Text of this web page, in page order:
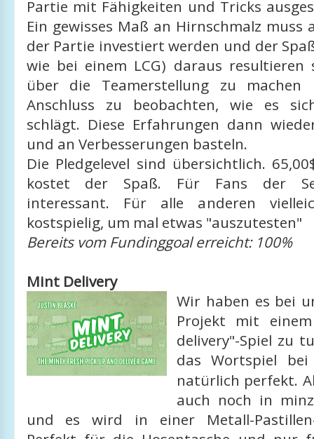
Partie mit Fähigkeiten und Tricks
Ein gewisses Maß an Hirnschmalz muss
der Partie investiert werden und der
wie bei einem LCG) daraus resultieren
über die Teamerstellung zu
Anschluss zu beobachten, wie es
schlägt. Diese Erfahrungen dann
und an Verbesserungen basteln.
Die Pledgelevel sind übersichtlich.
kostet der Spaß. Für Fans der
interessant. Für alle anderen
kostspielig, um mal etwas "auszutesten"
Bereits vom Fundinggoal erreicht: 100%
Mint Delivery
Wir haben es bei
Projekt mit
delivery"-Spiel zu
das Wortspiel
natürlich perfekt.
auch noch in
und es wird in einer Metall-